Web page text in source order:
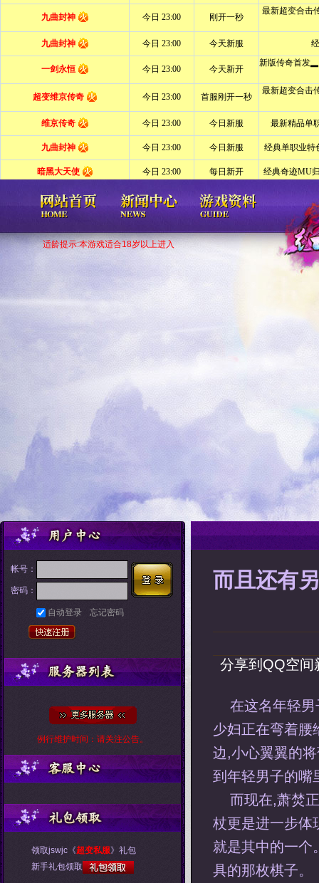
适龄提示:本游戏适合18岁以上进入
而且还有
分享到 QQ空间
在这名年轻
少妇正在弯着腰
边,小心翼翼的
到年轻男子的嘴
而现在,萧焚
杖更是进一步体
就是其中的一个
具的那枚棋子。
帐号：
密码：
自动登录 忘记密码
例行维护时间：请关注公告。
领取jswjc《超变私服》礼包
新手礼包领取